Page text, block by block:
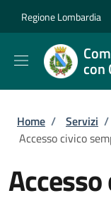
Regione Lombardia
con
Briciole
Home / Servizi /
Accesso civico